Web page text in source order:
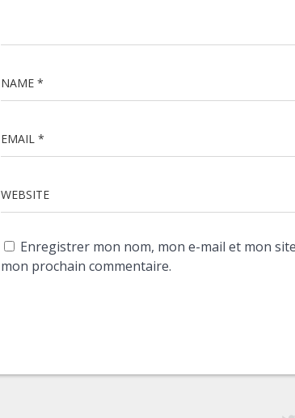
NAME *
EMAIL *
WEBSITE
Enregistrer mon nom, mon e-mail et mon
mon prochain commentaire.